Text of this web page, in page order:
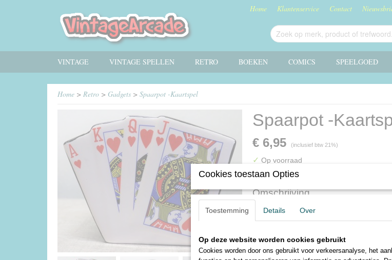
Home Klantenservice Contact
VINTAGE VINTAGE SPELLEN RETRO BOEKEN COMICS SPEELGOED
Home > Retro > Gadgets > Spaarpot -Kaartspel
Spaarpot -
€ 6,95 (inclusief btw 21%)
✓ Op voorraad
Omschrijving
Spaarpot -Kaartspel
Zeer leuke spaarpot in de vorm van
Cookies toestaan Opties
Toestemming Details Over
Op deze website worden cookies gebruikt
Cookies worden door ons gebruikt voor verkeersanalyse, het